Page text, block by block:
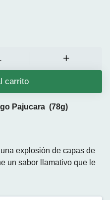
carrito
Pajucara (78g)
explosión de capas de
un sabor llamativo que le